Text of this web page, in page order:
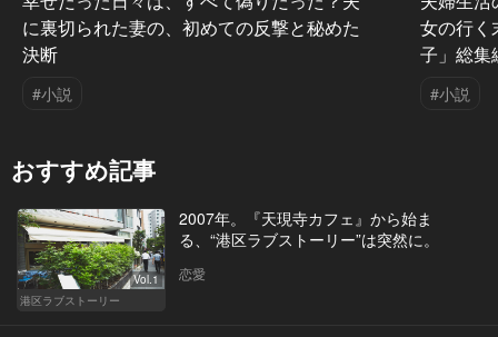
に裏切られた妻の、初めての反撃と秘めた
決断
#小説
女の行く
子」総集
#小説
おすすめ記事
Vol.1
港区ラブストーリー
2007年。『天現寺カフェ』から始ま
る、“港区ラブストーリー”は突然に。
恋愛